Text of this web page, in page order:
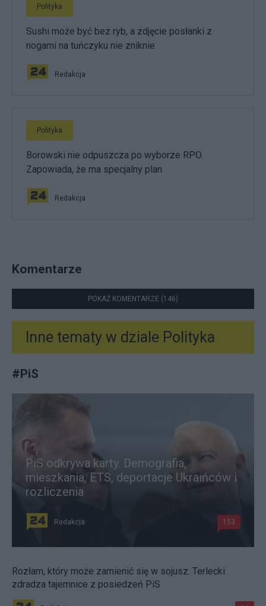
Polityka
Sushi może być bez ryb, a zdjęcie posłanki z
nogami na tuńczyku nie zniknie
Redakcja
Polityka
Borowski nie odpuszcza po wyborze RPO.
Zapowiada, że ma specjalny plan
Redakcja
Komentarze
POKAŻ KOMENTARZE (146)
Inne tematy w dziale Polityka
#PiS
PiS odkrywa karty. Demografia,
mieszkania, ETS, deportacje Ukraińców i
rozliczenia
Redakcja 153
Rozłam, który może zamienić się w sojusz. Terlecki
zdradza tajemnice z posiedzeń PiS